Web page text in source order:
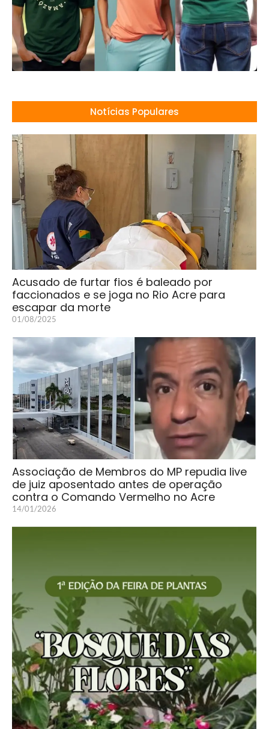
Notícias Populares
Acusado de furtar fios é baleado por
faccionados e se joga no Rio Acre para
escapar da morte
01/08/2025
Associação de Membros do MP repudia live
de juiz aposentado antes de operação
contra o Comando Vermelho no Acre
14/01/2026